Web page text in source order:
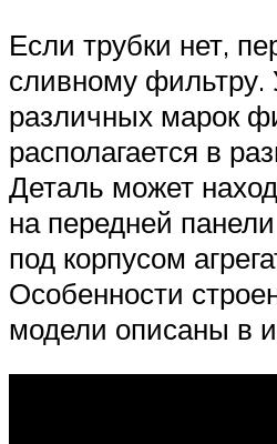
Если трубки нет,
сливному фильтру.
различных марок
располагается в
Деталь может
на передней
под корпусом
Особенности
модели описаны в